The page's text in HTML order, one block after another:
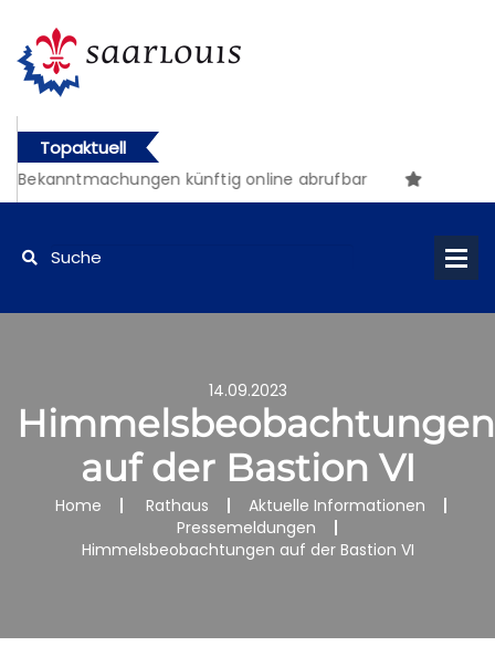
Topaktuell
künftig online abrufbar
14.09.2023
Himmelsbeobachtungen
auf der Bastion VI
Home Rathaus
Aktuelle Informationen
Pressemeldungen
Himmelsbeobachtungen auf der Bastion VI